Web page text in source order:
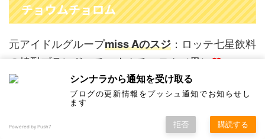
チョウムチョロム
元アイドルグループmiss Aのスジ ：ロッテ七星飲料
の焼酎ブランド、チョウムチョロム（愛） ♥
シンナラから通知を受け取る
ブログの更新情報をプッシュ通知でお知らせし
ます
Powered by Push7 拒否 購読する